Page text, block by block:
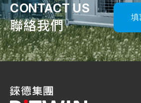
CONTACT US
聯絡我們
填